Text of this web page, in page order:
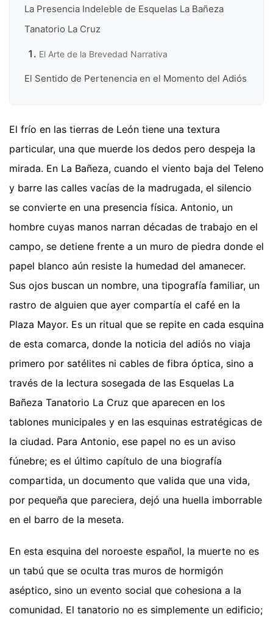
La Presencia Indeleble de Esquelas La Bañeza
Tanatorio La Cruz
El Arte de la Brevedad Narrativa
El Sentido de Pertenencia en el Momento del Adiós
El frío en las tierras de León tiene una textura
particular, una que muerde los dedos pero despeja la
mirada. En La Bañeza, cuando el viento baja del Teleno
y barre las calles vacías de la madrugada, el silencio
se convierte en una presencia física. Antonio, un
hombre cuyas manos narran décadas de trabajo en el
campo, se detiene frente a un muro de piedra donde el
papel blanco aún resiste la humedad del amanecer.
Sus ojos buscan un nombre, una tipografía familiar, un
rastro de alguien que ayer compartía el café en la
Plaza Mayor. Es un ritual que se repite en cada esquina
de esta comarca, donde la noticia del adiós no viaja
primero por satélites ni cables de fibra óptica, sino a
través de la lectura sosegada de las Esquelas La
Bañeza Tanatorio La Cruz que aparecen en los
tablones municipales y en las esquinas estratégicas de
la ciudad. Para Antonio, ese papel no es un aviso
fúnebre; es el último capítulo de una biografía
compartida, un documento que valida que una vida,
por pequeña que pareciera, dejó una huella imborrable
en el barro de la meseta.
En esta esquina del noroeste español, la muerte no es
un tabú que se oculta tras muros de hormigón
aséptico, sino un evento social que cohesiona a la
comunidad. El tanatorio no es simplemente un edificio;